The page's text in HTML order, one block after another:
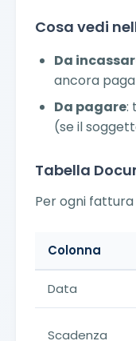
Cosa vedi
Da
ancora
Da pagare:
(se il
Tabella
Per ogni fattura
Colonna
Data
Scadenza